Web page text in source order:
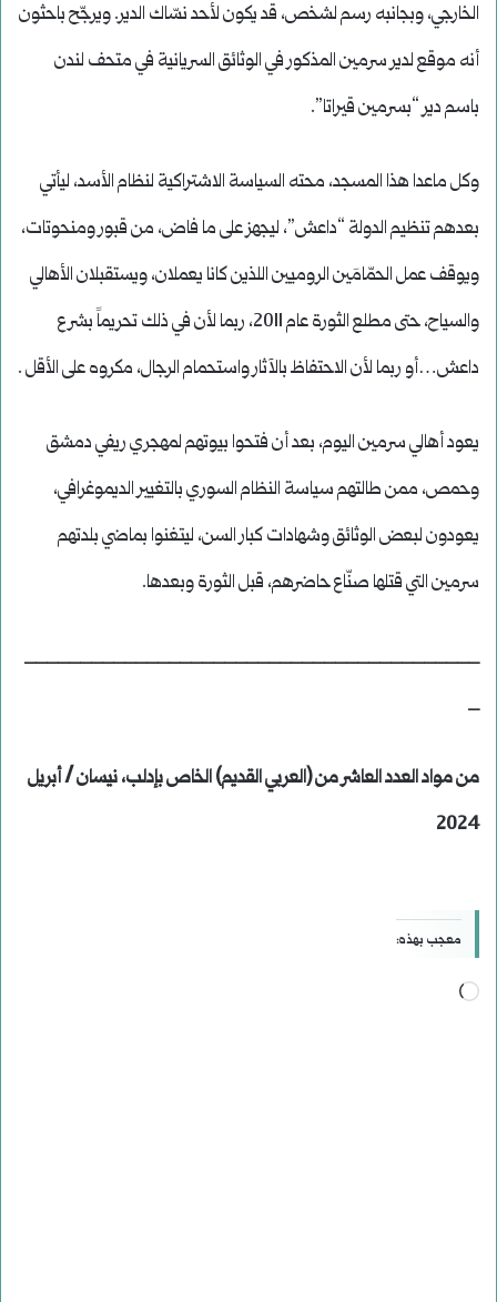
الخارجي، وبجانبه رسم لشخص، قد يكون لأحد نسّاك الدير. ويرجّح باحثون
أنه موقع لدير سرمين المذكور في الوثائق السريانية في متحف لندن
باسم دير “بسرمين قيراتا”.
وكل ماعدا هذا المسجد، محته السياسة الاشتراكية لنظام الأسد، ليأتي
بعدهم تنظيم الدولة “داعش”، ليجهز على ما فاض، من قبور ومنحوتات،
ويوقف عمل الحمّامَين الروميين اللذين كانا يعملان، ويستقبلان الأهالي
والسياح، حتى مطلع الثورة عام 2011، ربما لأن في ذلك تحريماً بشرع
داعش…أو ربما لأن الاحتفاظ بالآثار واستحمام الرجال، مكروه على الأقل .
يعود أهالي سرمين اليوم، بعد أن فتحوا بيوتهم لمهجري ريفي دمشق
وحمص، ممن طالتهم سياسة النظام السوري بالتغيير الديموغرافي،
يعودون لبعض الوثائق وشهادات كبار السن، ليتغنوا بماضي بلدتهم
سرمين التي قتلها صنّاع حاضرهم، قبل الثورة وبعدها.
_________________________________________
_
من مواد العدد العاشر من (العربي القديم) الخاص بإدلب، نيسان / أبريل
2024
معجب بهذه:
جاري